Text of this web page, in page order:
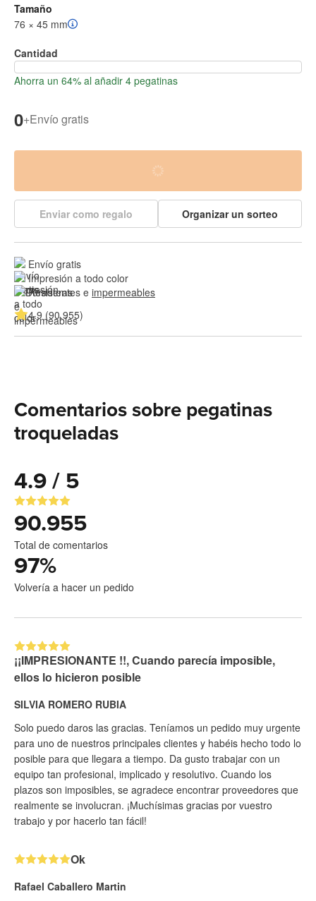
Tamaño
76 × 45 mm
Cantidad
Ahorra un 64% al añadir 4 pegatinas
0+Envío gratis
Enviar como regalo Organizar un sorteo
Envío gratis
Impresión a todo color
Resistentes e impermeables
4.9 (90.955)
Comentarios sobre pegatinas
troqueladas
4.9 / 5
90.955
Total de comentarios
97%
Volvería a hacer un pedido
¡¡IMPRESIONANTE !!, Cuando parecía imposible,
ellos lo hicieron posible
SILVIA ROMERO RUBIA
Solo puedo daros las gracias. Teníamos un pedido muy urgente
para uno de nuestros principales clientes y habéis hecho todo lo
posible para que llegara a tiempo. Da gusto trabajar con un
equipo tan profesional, implicado y resolutivo. Cuando los
plazos son imposibles, se agradece encontrar proveedores que
realmente se involucran. ¡Muchísimas gracias por vuestro
trabajo y por hacerlo tan fácil!
Ok
Rafael Caballero Martin